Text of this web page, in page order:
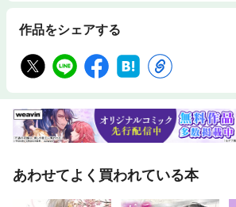
作品をシェアする
あわせてよく買われている本